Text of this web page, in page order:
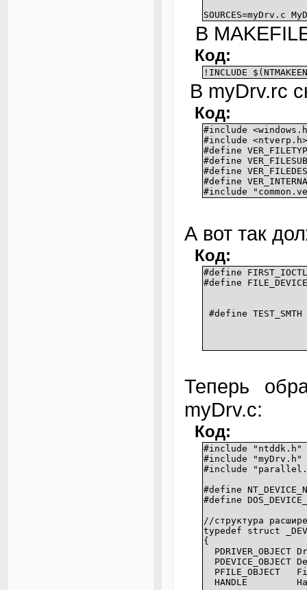
SOURCES=myDrv.c
В
Код:
!INCLUDE
В myDrv.rc
Код:
#include
#include <ntverp.h>
#define
#define
#define
#define
#include
А вот так
Код:
#define
#define
#define
Теперь
myDrv.c:
Код:
#include "ntddk.h"
#include "myDrv.h"
#include
#define
#define
//структура
typedef struct
{
PDRIVER_OBJECT
PDEVICE_OBJECT
PFILE_OBJECT
HANDLE